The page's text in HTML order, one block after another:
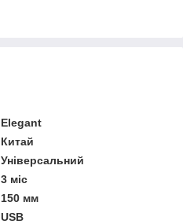
Elegant
Китай
Універсальний
3 міс
150 мм
USB